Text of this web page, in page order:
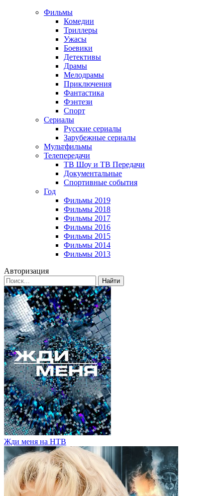
Фильмы
Комедии
Триллеры
Ужасы
Боевики
Детективы
Драмы
Мелодрамы
Приключения
Фантастика
Фэнтези
Спорт
Сериалы
Русские сериалы
Зарубежные сериалы
Мультфильмы
Телепередачи
ТВ Шоу и ТВ Передачи
Документальные
Спортивные события
Год
Фильмы 2019
Фильмы 2018
Фильмы 2017
Фильмы 2016
Фильмы 2015
Фильмы 2014
Фильмы 2013
Авторизация
Найти
Жди меня на НТВ